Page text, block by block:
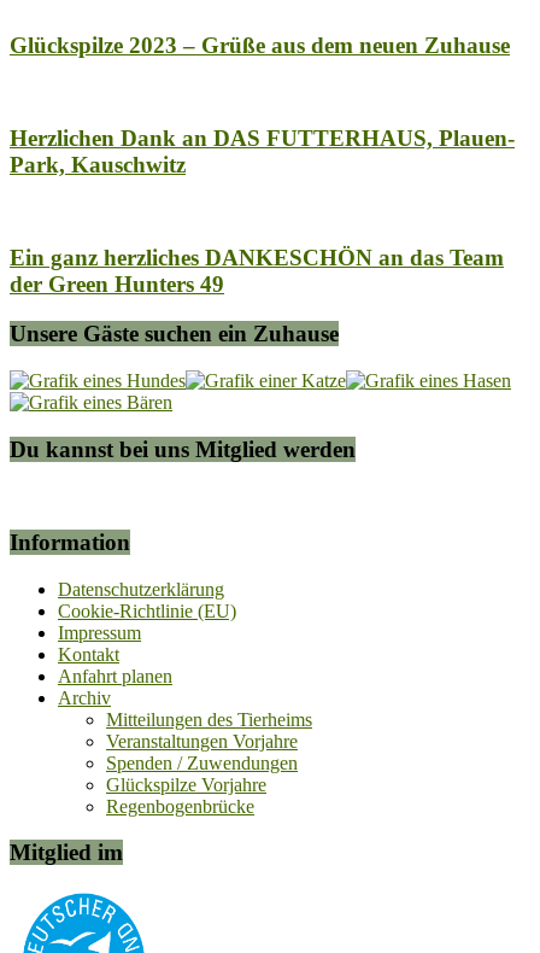
Glückspilze 2023 – Grüße aus dem neuen Zuhause
Herzlichen Dank an DAS FUTTERHAUS, Plauen-
Park, Kauschwitz
Ein ganz herzliches DANKESCHÖN an das Team
der Green Hunters 49
Unsere Gäste suchen ein Zuhause
Du kannst bei uns Mitglied werden
Information
Datenschutzerklärung
Cookie-Richtlinie (EU)
Impressum
Kontakt
Anfahrt planen
Archiv
Mitteilungen des Tierheims
Veranstaltungen Vorjahre
Spenden / Zuwendungen
Glückspilze Vorjahre
Regenbogenbrücke
Mitglied im